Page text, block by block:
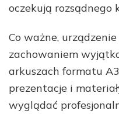
oczekują rozsądnego
Co ważne,
zachowaniem
arkuszach formatu
prezentacje i
wyglądać